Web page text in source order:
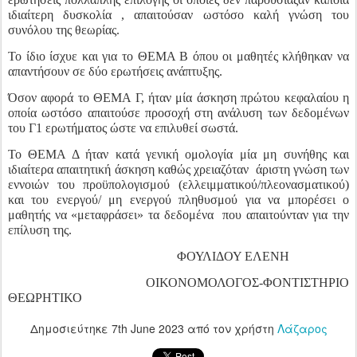
ιδιαίτερη δυσκολία , απαιτούσαν ωστόσο καλή γνώση του
συνόλου της θεωρίας.
Το ίδιο ίσχυε και για το ΘΕΜΑ Β όπου οι μαθητές κλήθηκαν να
απαντήσουν σε δύο ερωτήσεις ανάπτυξης.
Όσον αφορά το ΘΕΜΑ Γ, ήταν μία άσκηση πρώτου κεφαλαίου η
οποία ωστόσο απαιτούσε προσοχή στη ανάλυση των δεδομένων
του Γ1 ερωτήματος ώστε να επιλυθεί σωστά.
Το ΘΕΜΑ Δ ήταν κατά γενική ομολογία μία μη συνήθης και
ιδιαίτερα απαιτητική άσκηση καθώς χρειαζόταν άριστη γνώση των
εννοιών του προϋπολογισμού (ελλειμματικού/πλεονασματικού)
και του ενεργού/ μη ενεργού πληθυσμού για να μπορέσει ο
μαθητής να «μεταφράσει» τα δεδομένα
που απαιτούνταν για την
επίλυση της.
ΦΟΥΛΙΔΟΥ ΕΛΕΝΗ
ΟΙΚΟΝΟΜΟΛΟΓΟΣ-ΦΟΝΤΙΣΤΗΡΙΟ
ΘΕΩΡΗΤΙΚΟ
Δημοσιεύτηκε 7th June 2023 από τον χρήστη Λάζαρος